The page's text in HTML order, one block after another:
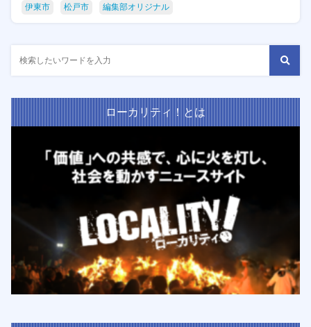
伊東市 松戸市 編集部オリジナル
ローカリティ！とは